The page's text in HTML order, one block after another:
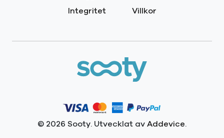
Integritet
Villkor
© 2026 Sooty. Utvecklat av Addevice.